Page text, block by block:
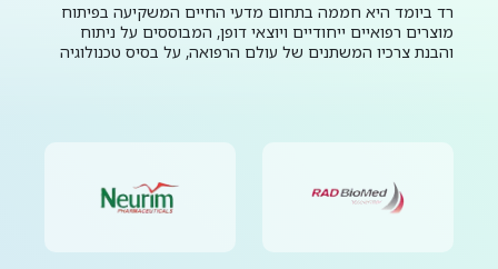
רד ביומד היא חממה בתחום מדעי החיים המשקיעה בפיתוח
מוצרים רפואיים ייחודיים ויוצאי דופן, המבוססים על ניתוח
והבנת צרכיו המשתנים של עולם הרפואה, על בסיס טכנולוגיה